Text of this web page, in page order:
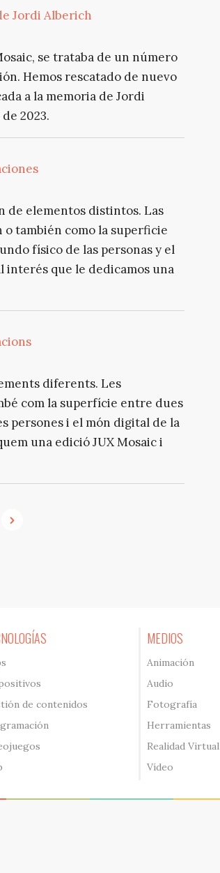
Jordi Alberich
se trataba de un número
Hemos rescatado de nuevo
a la memoria de Jordi
2023.
de elementos distintos. Las
también como la superficie
físico de las personas y el
interés que le dedicamos una
diferents. Les
com la superfície entre dues
persones i el món digital de la
una edició JUX Mosaic i
de contenidos
MEDIOS
Animación
Audio
Fotografía
Herramientas
Realidad Virtual
Vídeo